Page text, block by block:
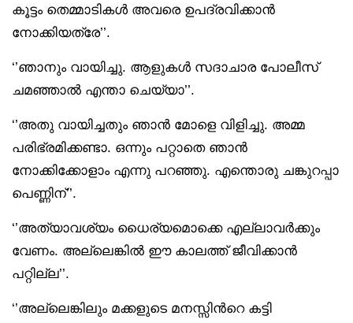
കൂട്ടം തെമ്മാടികൾ അവരെ ഉപദ്രവിക്കാൻ
നോക്കിയത്രേ’’.
‘’ഞാനും വായിച്ചു. ആളുകൾ സദാചാര പോലീസ്
ചമഞ്ഞാൽ എന്താ ചെയ്യാ’’.
‘’അതു വായിച്ചതും ഞാൻ മോളെ വിളിച്ചു. അമ്മ
പരിഭ്രമിക്കണ്ടാ. ഒന്നും പറ്റാതെ ഞാൻ
നോക്കിക്കോളാം എന്നു പറഞ്ഞു. എന്തൊരു ചങ്കുറപ്പാ
പെണ്ണിന്’’.
‘’അത്യാവശ്യം ധൈര്യമൊക്കെ എല്ലാവർക്കും
വേണം. അല്ലെങ്കിൽ ഈ കാലത്ത് ജീവിക്കാൻ
പറ്റില്ല’’.
‘’അല്ലെങ്കിലും മക്കളുടെ മനസ്സിൻറെ കട്ടി